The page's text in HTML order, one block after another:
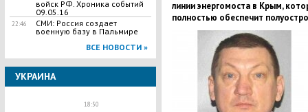
войск РФ. Хроника событий
09.05.16
22:46
СМИ: Россия создает
военную базу в Пальмире
ВСЕ НОВОСТИ »
УКРАИНА
18:50
линии энергомоста в Крым,
полностью обеспечит
электроэнергией